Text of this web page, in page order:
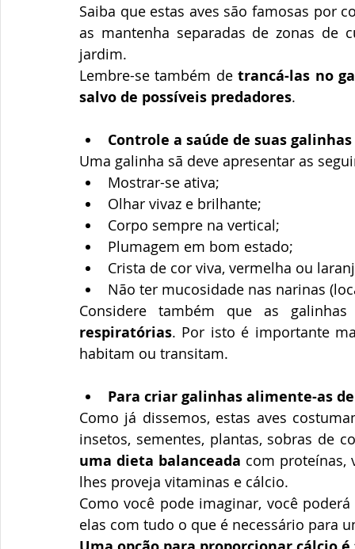
Saiba que estas aves são famosas por
as mantenha separadas de zonas de
jardim.
Lembre-se também de trancá-las no
salvo de possíveis predadores.
Controle a saúde de suas galinhas
Uma galinha sã deve apresentar as
Mostrar-se ativa;
Olhar vivaz e brilhante;
Corpo sempre na vertical;
Plumagem em bom estado;
Crista de cor viva, vermelha ou
Não ter mucosidade nas narinas
Considere também que as
respiratórias. Por isto é importante
habitam ou transitam.
Para criar galinhas alimente-as
Como já dissemos, estas aves
insetos, sementes, plantas, sobras de
uma dieta balanceada com proteínas,
lhes proveja vitaminas e cálcio.
Como você pode imaginar, você
elas com tudo o que é necessário para